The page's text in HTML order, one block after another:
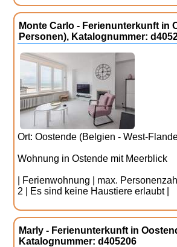
Monte Carlo - Ferienunterkunft in
Personen), Katalognummer:
Ort: Oostende (Belgien - West-
Wohnung in Ostende mit Meerblick
| Ferienwohnung | max.
2 | Es sind keine Haustiere erlaubt |
Marly - Ferienunterkunft in
Katalognummer: d405206